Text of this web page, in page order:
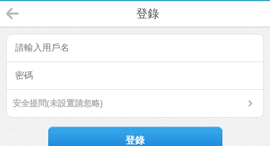
登錄
安全提問(未設置請忽略)
登錄